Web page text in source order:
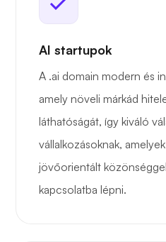
AI startupok
A .ai domain modern és
amely növeli márkád
láthatóságát, így kiváló
vállalkozásoknak,
jövőorientált
kapcsolatba lépni.